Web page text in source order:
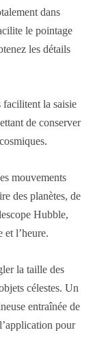
dans
le pointage
les détails
facilitent la saisie
de conserver
mouvements
des planètes, de
Hubble,
l’heure.
la taille des
célestes. Un
entraînée de
pour